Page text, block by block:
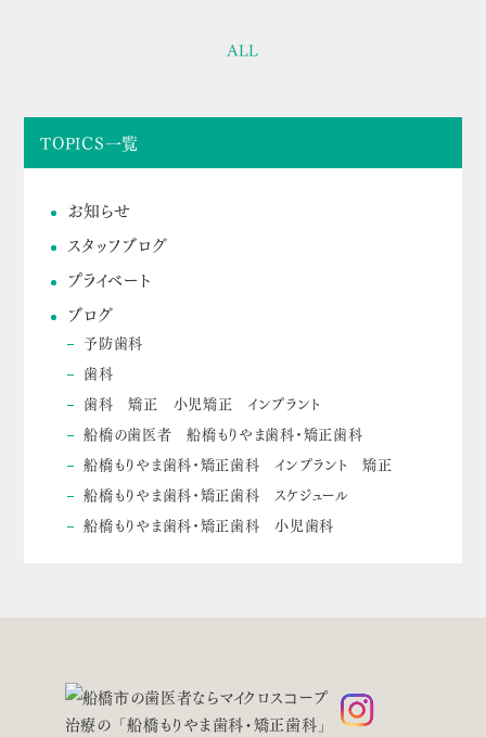
ALL
TOPICS一覧
お知らせ
スタッフブログ
プライベート
ブログ
予防歯科
歯科
歯科 矯正 小児矯正 インプラント
船橋の歯医者 船橋もりやま歯科・矯正歯科
船橋もりやま歯科・矯正歯科 インプラント 矯正
船橋もりやま歯科・矯正歯科 スケジュール
船橋もりやま歯科・矯正歯科 小児歯科